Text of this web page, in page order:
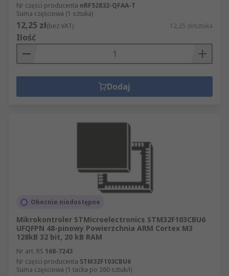
Nr części producenta nRF52832-QFAA-T
Suma częściowa (1 sztuka)
12,25 zł(bez VAT) 12,25 zł/sztuka
Ilość
Dodaj
Obecnie niedostępne
Mikrokontroler STMicroelectronics STM32F103CBU6
UFQFPN 48-pinowy Powierzchnia ARM Cortex M3
128kB 32 bit, 20 kB RAM
Nr art. RS 168-7243
Nr części producenta STM32F103CBU6
Suma częściowa (1 tacka po 260 sztuk/i)